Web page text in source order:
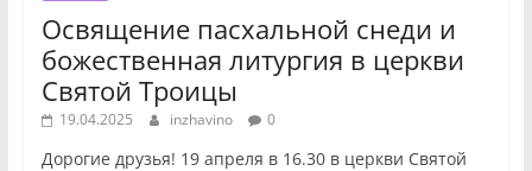
Освящение пасхальной снеди и
божественная литургия в церкви
Святой Троицы
19.04.2025 inzhavino 0
Дорогие друзья! 19 апреля в 16.30 в церкви Святой